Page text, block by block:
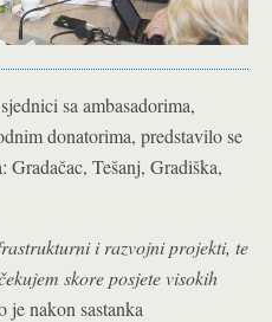
sa ambasadorima,
donatorima, predstavilo se
Gradačac, Tešanj, Gradiška,
i razvojni projekti, te
skore posjete visokih
je nakon sastanka